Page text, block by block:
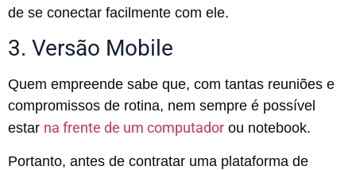
de se conectar facilmente com ele.
3. Versão Mobile
Quem empreende sabe que, com tantas reuniões e
compromissos de rotina, nem sempre é possível
estar na frente de um computador ou notebook.
Portanto, antes de contratar uma plataforma de